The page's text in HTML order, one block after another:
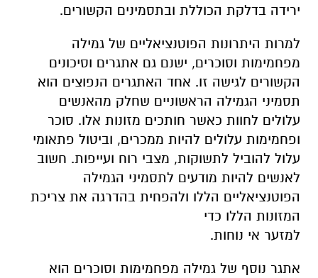
ירידה בדלקת הכוללת ובתסמינים הקשורים.
למרות היתרונות הפוטנציאליים של גמילה
מפחמימות וסוכרים, ישנם גם אתגרים וסיכונים
הקשורים לגישה זו. אחד האתגרים הנפוצים הוא
תסמיני הגמילה הראשוניים שחלק מהאנשים
עלולים לחוות כאשר חותכים מזונות אלו. סוכר
ופחמימות עלולים להיות ממכרים, וביטול פתאומי
עלול להוביל לתשוקות, מצבי רוח ועייפות. חשוב
לאנשים להיות מודעים לתסמיני הגמילה
הפוטנציאליים הללו ולהפחית בהדרגה את צריכת
המזונות הללו כדי
למזער אי נוחות.
אתגר נוסף של גמילה מפחמימות וסוכרים הוא